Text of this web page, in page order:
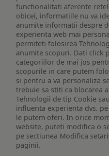
functionalitati aferente
obicei, informatiile nu va
anumite informatii despre
experienta web mai
permiteti folosirea
anumite scopuri. Dati click
categoriilor de mai jos
scopurile in care putem
si pentru a va personaliza
trebuie sa stiti ca blocarea
Tehnologii de tip Cookie
influenta experienta dvs.
le putem oferi. In orice
website, puteti modifica o
pe sectiunea Modifica
paginii.